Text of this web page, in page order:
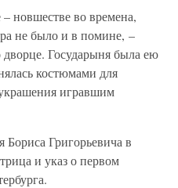
новшестве во времена,
не было и в помине, –
дворце. Государыня была ею
костюмами для
игравшим
Бориса Григорьевича в
и указ о первом